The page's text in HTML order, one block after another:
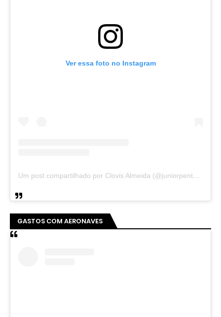
Ver essa foto no Instagram
Um post compartilhado por Clovis Almeida (@juniorpentecoste01)
GASTOS COM AERONAVES